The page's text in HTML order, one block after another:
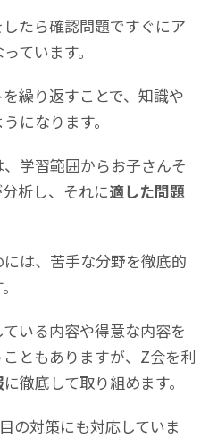
たら確認問題ですぐにア
ています。
繰り返すことで、知識や
になります。
学習範囲からお子さんそ
析し、それに適した問題
は、苦手な分野を徹底的
いる内容や得意な内容を
ともありますが、Z会を利
に徹底して取り組めます。
の対策にも対応していま